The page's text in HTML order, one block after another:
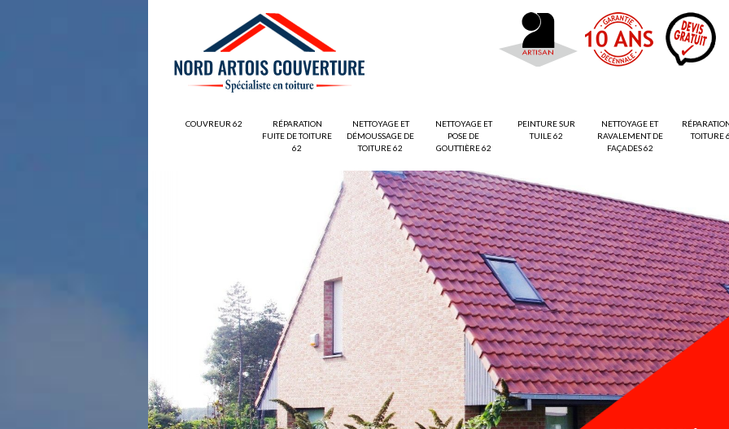
COUVREUR 62
RÉPARATION
FUITE DE TOITURE
62
NETTOYAGE ET
DÉMOUSSAGE DE
TOITURE 62
NETTOYAGE ET
POSE DE
GOUTTIÈRE 62
PEINTURE SUR
TUILE 62
NETTOYAGE ET
RAVALEMENT DE
FAÇADES 62
TOITURE